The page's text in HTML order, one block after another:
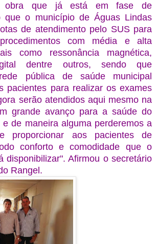
obra que já está em fase de
que o município de Águas Lindas
de atendimento pelo SUS para
com média e alta
como ressonância magnética,
dentre outros, sendo que
pública de saúde municipal
pacientes para realizar os exames
serão atendidos aqui mesmo na
grande avanço para a saúde do
e de maneira alguma perderemos a
proporcionar aos pacientes de
conforto e comodidade que o
disponibilizar". Afirmou o secretário
Rangel.